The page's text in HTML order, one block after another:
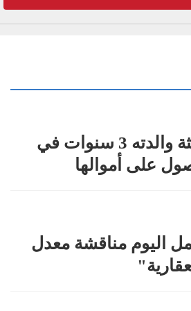
شخص يحتفظ بجثة والدته 3 سنوات في
على أموالها
اليوم مناقشة معدل